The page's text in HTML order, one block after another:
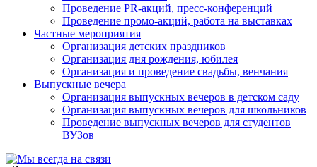
Проведение PR-акций, пресс-конференций
Проведение промо-акций, работа на выставках
Частные мероприятия
Организация детских праздников
Организация дня рождения, юбилея
Организация и проведение свадьбы, венчания
Выпускные вечера
Организация выпускных вечеров в детском саду
Организация выпускных вечеров для школьников
Проведение выпускных вечеров для студентов
ВУЗов